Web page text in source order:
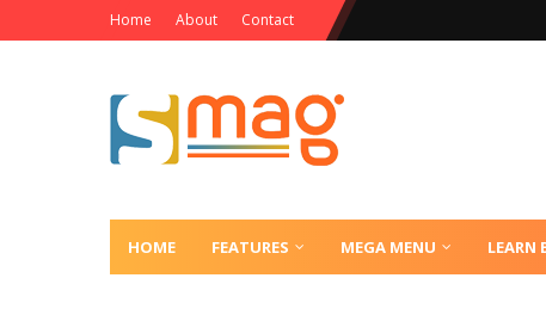
Home About Contact
HOME FEATURES MEGA MENU LEARN